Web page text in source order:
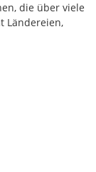
die über viele
Ländereien,
steht zum
aus
naturnaher